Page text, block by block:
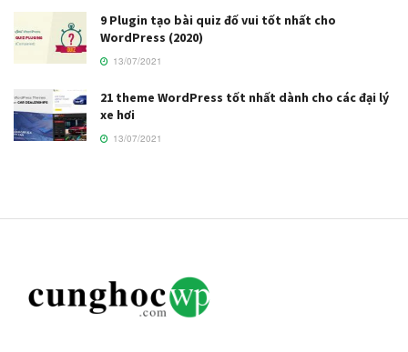
9 Plugin tạo bài quiz đố vui tốt nhất cho
WordPress (2020)
13/07/2021
21 theme WordPress tốt nhất dành cho các đại lý
xe hơi
13/07/2021